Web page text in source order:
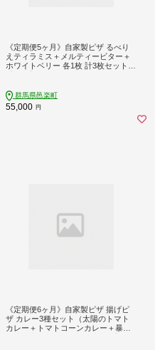
《定期便5ヶ月》自家製ピザ るべり
えティラミス＋メルティービター＋
ホワイトベリー 各1枚 計3枚セット
群馬県邑楽町
55,000 円
《定期便6ヶ月》自家製ピザ 揚げピ
ザ カレー3種セット（太陽のトマト
カレー＋トマトコーンカレー＋暴れ